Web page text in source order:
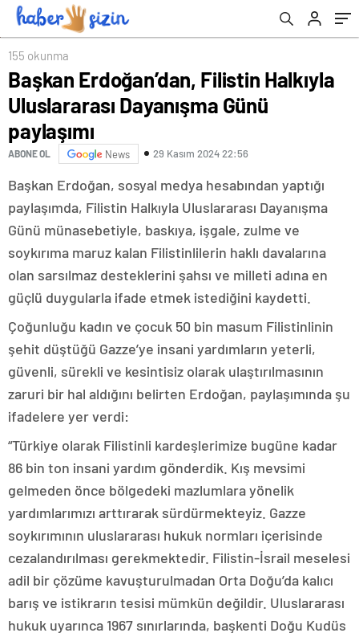
155 okunma
Başkan Erdoğan’dan, Filistin Halkıyla
Uluslararası Dayanışma Günü
paylaşımı
ABONE OL News 29 Kasım 2024 22:56
Başkan Erdoğan, sosyal medya hesabından yaptığı
paylaşımda, Filistin Halkıyla Uluslararası Dayanışma
Günü münasebetiyle, baskıya, işgale, zulme ve
soykırıma maruz kalan Filistinlilerin haklı davalarına
olan sarsılmaz desteklerini şahsı ve milleti adına en
güçlü duygularla ifade etmek istediğini kaydetti.
Çoğunluğu kadın ve çocuk 50 bin masum Filistinlinin
şehit düştüğü Gazze’ye insani yardımların yeterli,
güvenli, sürekli ve kesintisiz olarak ulaştırılmasının
zaruri bir hal aldığını belirten Erdoğan, paylaşımında şu
ifadelere yer verdi:
“Türkiye olarak Filistinli kardeşlerimize bugüne kadar
86 bin ton insani yardım gönderdik. Kış mevsimi
gelmeden önce bölgedeki mazlumlara yönelik
yardımlarımızı arttırarak sürdürmekteyiz. Gazze
soykırımının uluslararası hukuk normları içerisinde
cezalandırılması gerekmektedir. Filistin-İsrail meselesi
adil bir çözüme kavuşturulmadan Orta Doğu’da kalıcı
barış ve istikrarın tesisi mümkün değildir. Uluslararası
hukuk uyarınca 1967 sınırlarında, başkenti Doğu Kudüs